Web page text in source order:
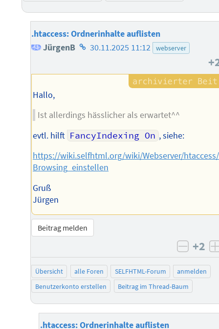
.htaccess: Ordnerinhalte auflisten
JürgenB Homepage
Autors
30.11.2025 11:12 webserver
Hallo,
Ist allerdings hässlicher als erwartet^^
evtl. hilft FancyIndexing On , siehe:
https://wiki.selfhtml.org/wiki/Webserver/
Browsing_einstellen
Gruß
Jürgen
Beitrag melden
+2
Übersicht alle Foren SELFHTML-Forum
anmelden
Benutzerkonto erstellen
Beitrag im Thread-Baum
.htaccess: Ordnerinhalte auflisten